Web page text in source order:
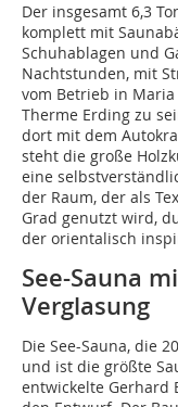
Der insgesamt 6,3
komplett mit
Schuhablagen und
Nachtstunden, mit
vom Betrieb in
Therme Erding zu
dort mit dem
steht die große
eine
der Raum, der als
Grad genutzt wird,
der orientalisch
See-Sauna
Die See-Sauna, die
und ist die größte
entwickelte Gerhard